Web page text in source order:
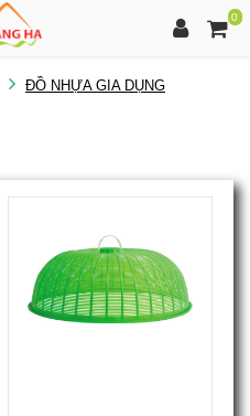
0
ĐỒ NHỰA GIA DỤNG